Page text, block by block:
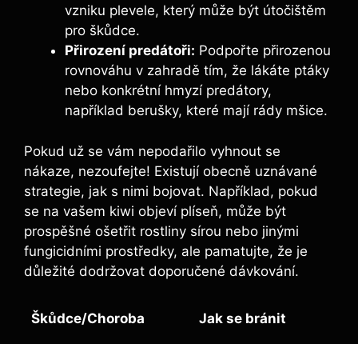
vzniku plevele, který může být útočištěm
pro škůdce.
Přirození predátoři: Podpořte přirozenou
rovnováhu v zahradě tím, že lákáte ptáky
nebo konkrétní hmyzí predátory,
například berušky, které mají rády mšice.
Pokud už se vám nepodařilo vyhnout se
nákaze, nezoufejte! Existují obecně uznávané
strategie, jak s nimi bojovat. Například, pokud
se na vašem kiwi objeví plíseň, může být
prospěšné ošetřit rostliny sírou nebo jinými
fungicidními prostředky, ale pamatujte, že je
důležité dodržovat doporučené dávkování.
Škůdce/Choroba Jak se bránit